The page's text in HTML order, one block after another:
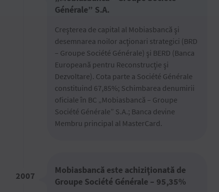
Générale” S.A.
Creşterea de capital al Mobiasbancă şi
desemnarea noilor acţionari strategici (BRD
– Groupe Société Générale) şi BERD (Banca
Europeană pentru Reconstrucţie şi
Dezvoltare). Cota parte a Société Générale
constituind 67,85%; Schimbarea denumirii
oficiale în BC „Mobiasbancă – Groupe
Société Générale” S.A.; Banca devine
Membru principal al MasterCard.
Mobiasbancă este achiziţionată de
Groupe Société Générale – 95,35%
2007